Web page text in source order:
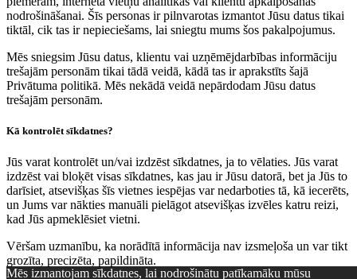
Mēs izmantojam sīkdatnes, lai nodrošinātu patīkamāku mūsu
nodrošināšanai. Šīs personas ir pilnvarotas izmantot Jūsu datus tikai
tiktāl, cik tas ir nepieciešams, lai sniegtu mums šos pakalpojumus.
Mēs sniegsim Jūsu datus, klientu vai uzņēmējdarbības informāciju
trešajām personām tikai tādā veidā, kādā tas ir aprakstīts šajā
Privātuma politikā. Mēs nekādā veidā nepārdodam Jūsu datus
trešajām personām.
Kā kontrolēt sīkdatnes?
Jūs varat kontrolēt un/vai izdzēst sīkdatnes, ja to vēlaties. Jūs varat
izdzēst vai bloķēt visas sīkdatnes, kas jau ir Jūsu datorā, bet ja Jūs to
darīsiet, atsevišķas šīs vietnes iespējas var nedarboties tā, kā iecerēts,
un Jums var nākties manuāli pielāgot atsevišķas izvēles katru reizi,
kad Jūs apmeklēsiet vietni.
Vēršam uzmanību, ka norādītā informācija nav izsmeļoša un var tikt
grozīta, precizēta, papildināta.